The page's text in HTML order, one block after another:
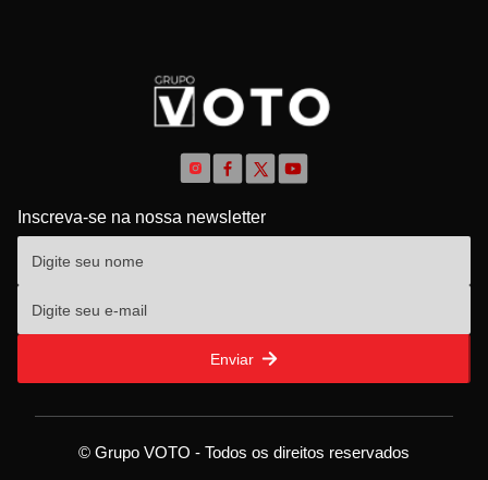
Inscreva-se na nossa newsletter
Enviar
© Grupo VOTO - Todos os direitos reservados